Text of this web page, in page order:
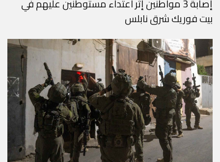
إصابة 3 مواطنين إثر اعتداء مستوطنين عليهم في
بيت فوريك شرق نابلس